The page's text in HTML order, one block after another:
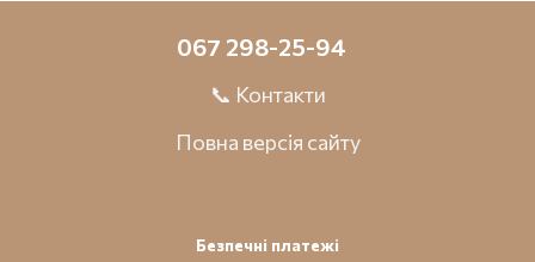
067 298-25-94
📞 Контакти
Повна версія сайту
Безпечні платежі